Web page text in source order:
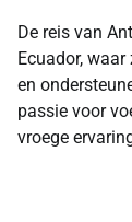
De reis van
Ecuador,
en
passie voor
vroege